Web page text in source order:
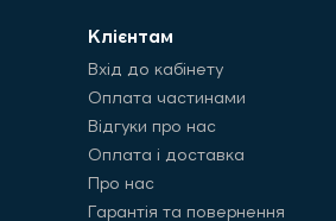
Клієнтам
Вхід до кабінету
Оплата частинами
Відгуки про нас
Оплата і доставка
Про нас
Гарантія та повернення